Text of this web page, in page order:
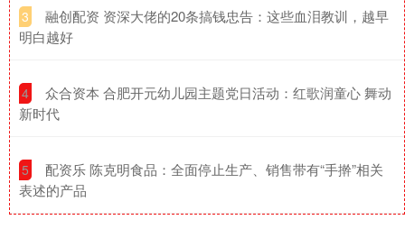
3
​融创配资 资深大佬的20条搞钱忠告：这些血泪教训，越早
明白越好
4
​众合资本 合肥开元幼儿园主题党日活动：红歌润童心 舞动
新时代
5
​配资乐 陈克明食品：全面停止生产、销售带有“手擀”相关
表述的产品